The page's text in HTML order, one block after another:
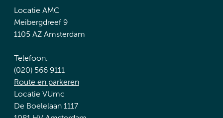
Locatie AMC
Meibergdreef 9
1105 AZ Amsterdam
Telefoon:
(020) 566 9111
Route en parkeren
Locatie VUmc
De Boelelaan 1117